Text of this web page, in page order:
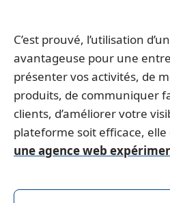
C’est prouvé, l’utilisation
avantageuse pour une
présenter vos activités, de
produits, de communiquer
clients, d’améliorer votre
plateforme soit efficace,
une agence web